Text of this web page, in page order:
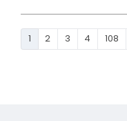
1 2 3 4 108